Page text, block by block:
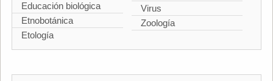
Educación biológica
Etnobotánica
Etología
Virus
Zoología